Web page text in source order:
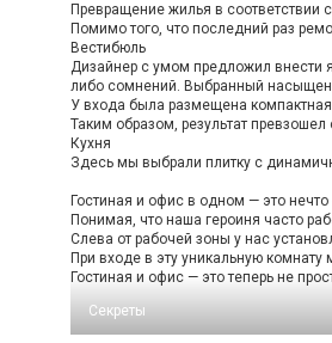
Превращение жилья в соответствии
Помимо того, что последний раз
Вестибюль
Дизайнер с умом предложил внести
либо сомнений. Выбранный
У входа была размещена
Таким образом, результат
Кухня
Здесь мы выбрали плитку с
Гостиная и офис в одном — это
Понимая, что наша героиня часто
Слева от рабочей зоны у нас
При входе в эту уникальную
Гостиная и офис — это теперь не
Секреты